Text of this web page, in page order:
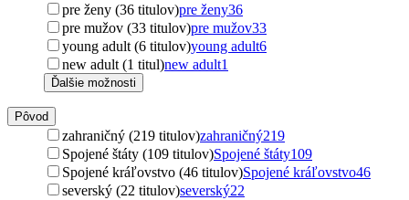
pre ženy (36 titulov)pre ženy36
pre mužov (33 titulov)pre mužov33
young adult (6 titulov)young adult6
new adult (1 titul)new adult1
Ďalšie možnosti
Pôvod
zahraničný (219 titulov)zahraničný219
Spojené štáty (109 titulov)Spojené štáty109
Spojené kráľovstvo (46 titulov)Spojené kráľovstvo46
severský (22 titulov)severský22